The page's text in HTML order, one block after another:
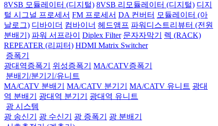
8VSB 모듈레이터 (디지털) 8VSB 리모듈레이터 (디지털) 디지
털 시그널 프로세서 FM 프로세서 DA 컨버터 모듈레이터 (아
날로그) 디바이더 컴바이너 헤드앰프 파워디스트리뷰터 (전원
분배기) 파워 서프라이 Diplex Filter 문자자막기
렉 (RACK)
REPEATER (리피터) HDMI Matrix Switcher
증폭기
광대역증폭기
위성증폭기
MA/CATV증폭기
분배기/분기기/유니트
MA/CATV 분배기
MA/CATV 분기기 MA/CATV 유니트 광대
역 분배기
광대역 분기기
광대역 유니트
광 시스템
광 송신기
광 수신기 광 증폭기
광 분배기